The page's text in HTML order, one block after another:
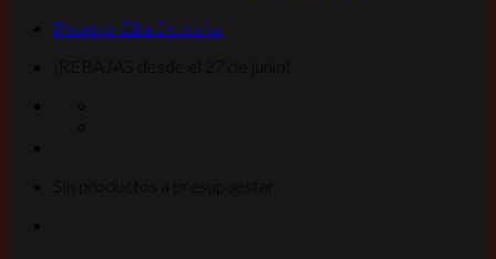
Reserva Cita Exclusiva